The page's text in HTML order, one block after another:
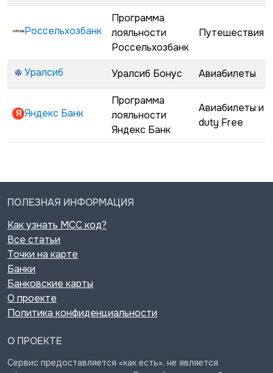
Россельхозбанк
Программа
лояльности
Россельхозбанк
Путешествия
Уралсиб Уралсиб Бонус Авиабилеты
Яндекс Банк
Программа
лояльности
Яндекс Банк
Авиабилеты и
duty Free
ПОЛЕЗНАЯ ИНФОРМАЦИЯ
Как узнать MCC код?
Все статьи
Точки на карте
Банки
Банковские карты
О проекте
Политика конфиденциальности
О ПРОЕКТЕ
Сервис предоставляется «как есть», не является